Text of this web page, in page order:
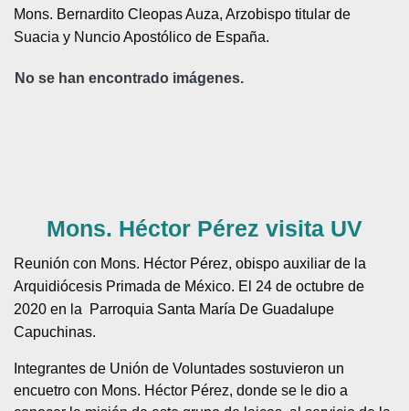
Mons. Bernardito Cleopas Auza, Arzobispo titular de
Suacia y Nuncio Apostólico de España.
No se han encontrado imágenes.
Mons. Héctor Pérez visita UV
Reunión con Mons. Héctor Pérez, obispo auxiliar de la
Arquidiócesis Primada de México. El 24 de octubre de
2020 en la Parroquia Santa María De Guadalupe
Capuchinas.
Integrantes de Unión de Voluntades sostuvieron un
encuetro con Mons. Héctor Pérez, donde se le dio a